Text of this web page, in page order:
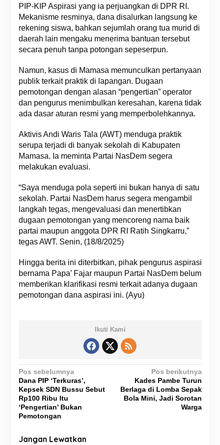
PIP-KIP Aspirasi yang ia perjuangkan di DPR RI.
Mekanisme resminya, dana disalurkan langsung ke
rekening siswa, bahkan sejumlah orang tua murid di
daerah lain mengaku menerima bantuan tersebut
secara penuh tanpa potongan sepeserpun.
Namun, kasus di Mamasa memunculkan pertanyaan
publik terkait praktik di lapangan. Dugaan
pemotongan dengan alasan “pengertian” operator
dan pengurus menimbulkan keresahan, karena tidak
ada dasar aturan resmi yang memperbolehkannya.
Aktivis Andi Waris Tala (AWT) menduga praktik
serupa terjadi di banyak sekolah di Kabupaten
Mamasa. Ia meminta Partai NasDem segera
melakukan evaluasi.
“Saya menduga pola seperti ini bukan hanya di satu
sekolah. Partai NasDem harus segera mengambil
langkah tegas, mengevaluasi dan menertibkan
dugaan pemotongan yang mencoreng nama baik
partai maupun anggota DPR RI Ratih Singkarru,”
tegas AWT. Senin, (18/8/2025)
Hingga berita ini diterbitkan, pihak pengurus aspirasi
bernama Papa’ Fajar maupun Partai NasDem belum
memberikan klarifikasi resmi terkait adanya dugaan
pemotongan dana aspirasi ini. (Ayu)
Ikuti Kami
N
a
v
i
Pos sebelumnya
Dana PIP ‘Terkuras’,
Kepsek SDN Bussu Sebut
Rp100 Ribu Itu
‘Pengertian’ Bukan
Pemotongan
Pos berikutnya
Kades Pambe Turun
Berlaga di Lomba Sepak
Bola Mini, Jadi Sorotan
Warga
Jangan Lewatkan